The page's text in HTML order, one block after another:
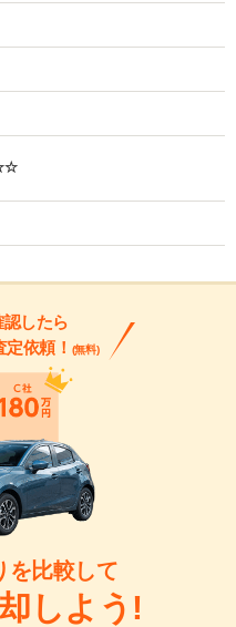
したら
依頼！ (無料)
を比較して
しよう!